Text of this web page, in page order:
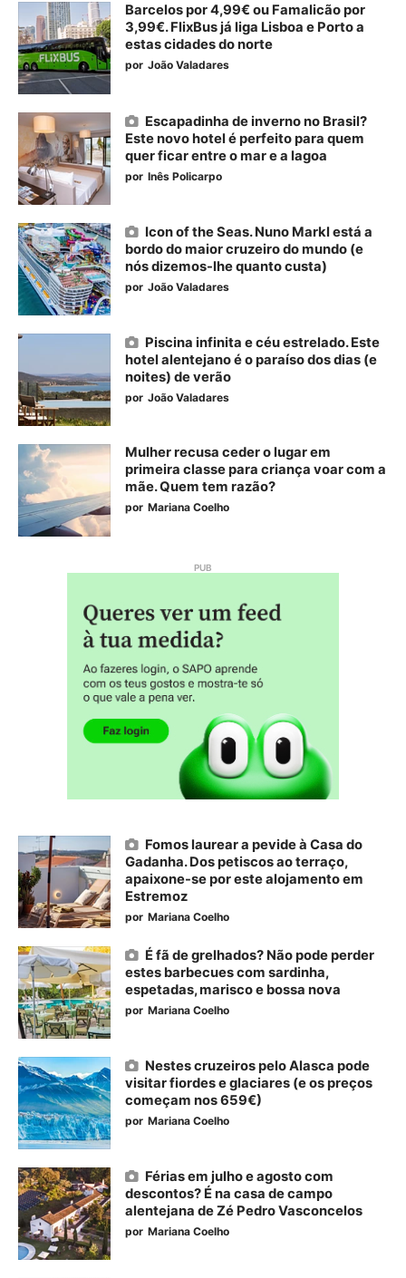
Barcelos por 4,99€ ou Famalicão por
3,99€. FlixBus já liga Lisboa e Porto a
estas cidades do norte
por João Valadares
Escapadinha de inverno no Brasil?
Este novo hotel é perfeito para quem
quer ficar entre o mar e a lagoa
por Inês Policarpo
Icon of the Seas. Nuno Markl está a
bordo do maior cruzeiro do mundo (e
nós dizemos-lhe quanto custa)
por João Valadares
Piscina infinita e céu estrelado. Este
hotel alentejano é o paraíso dos dias (e
noites) de verão
por João Valadares
Mulher recusa ceder o lugar em
primeira classe para criança voar com a
mãe. Quem tem razão?
por Mariana Coelho
Fomos laurear a pevide à Casa do
Gadanha. Dos petiscos ao terraço,
apaixone-se por este alojamento em
Estremoz
por Mariana Coelho
É fã de grelhados? Não pode perder
estes barbecues com sardinha,
espetadas, marisco e bossa nova
por Mariana Coelho
Nestes cruzeiros pelo Alasca pode
visitar fiordes e glaciares (e os preços
começam nos 659€)
por Mariana Coelho
Férias em julho e agosto com
descontos? É na casa de campo
alentejana de Zé Pedro Vasconcelos
por Mariana Coelho